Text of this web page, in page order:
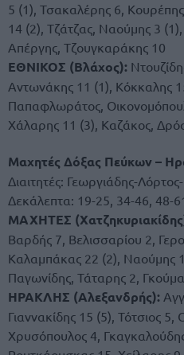
5 (1), Τσακαλέρης 6,
14 (2), Τζάτζας, Ναούμης 3
Απέργης, Τζουγκαράκης 10
ΕΘΝΙΚΟΣ (Βλάχος):
Αντωνάκης 11 (1), Κόκκαλης
Παπαφλωράτος,
Χάλαρης 11 (3), Καζάκος,
Μαχητές Δόξας Πεύκων –
Διαιτητές: Γεωργιάδης-
Δεκάλεπτα: 19-25, 34-46, 48-
ΜΑΧΗΤΕΣ
Βαρδής 7, Βελισσαρίου 2,
Καλαμπάκας 22 (2), Ναούμης
Παγωνίδης, Τάταρης 2,
ΗΡΑΚΛΗΣ (Αλεξανδρής):
Γιαννακίδης 15 (5), Τότσιος
Χρυσόπουλος 4,